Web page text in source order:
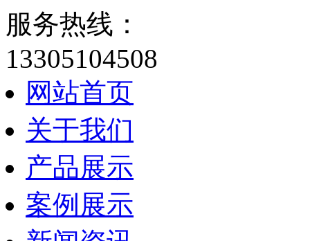
服务热线：
13305104508
网站首页
关于我们
产品展示
案例展示